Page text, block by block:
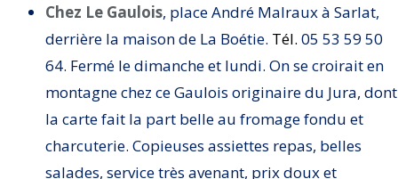
Chez Le Gaulois, place André Malraux à Sarlat,
derrière la maison de La Boétie. Tél. 05 53 59 50
64. Fermé le dimanche et lundi. On se croirait en
montagne chez ce Gaulois originaire du Jura, dont
la carte fait la part belle au fromage fondu et
charcuterie. Copieuses assiettes repas, belles
salades, service très avenant, prix doux et